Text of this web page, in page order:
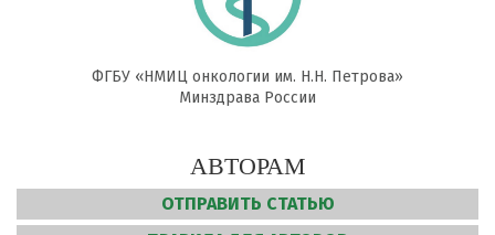
ФГБУ «НМИЦ онкологии им. Н.Н. Петрова»
Минздрава России
АВТОРАМ
ОТПРАВИТЬ СТАТЬЮ